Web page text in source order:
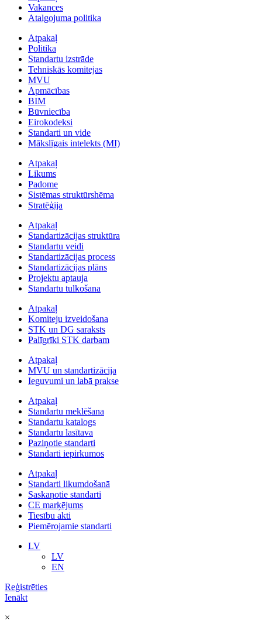
Vakances
Atalgojuma politika
Atpakaļ
Politika
Standartu izstrāde
Tehniskās komitejas
MVU
Apmācības
BIM
Būvniecība
Eirokodeksi
Standarti un vide
Mākslīgais intelekts (MI)
Atpakaļ
Likums
Padome
Sistēmas struktūrshēma
Stratēģija
Atpakaļ
Standartizācijas struktūra
Standartu veidi
Standartizācijas process
Standartizācijas plāns
Projektu aptauja
Standartu tulkošana
Atpakaļ
Komiteju izveidošana
STK un DG saraksts
Palīgrīki STK darbam
Atpakaļ
MVU un standartizācija
Ieguvumi un labā prakse
Atpakaļ
Standartu meklēšana
Standartu katalogs
Standartu lasītava
Paziņotie standarti
Standarti iepirkumos
Atpakaļ
Standarti likumdošanā
Saskaņotie standarti
CE marķējums
Tiesību akti
Piemērojamie standarti
LV
LV
EN
Reģistrēties
Ienākt
×